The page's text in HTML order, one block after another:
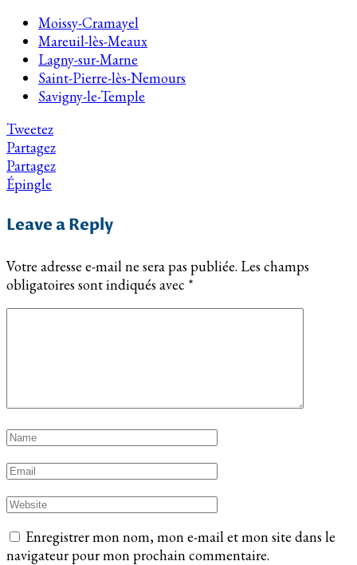
Moissy-Cramayel
Mareuil-lès-Meaux
Lagny-sur-Marne
Saint-Pierre-lès-Nemours
Savigny-le-Temple
Tweetez
Partagez
Partagez
Épingle
Leave a Reply
Votre adresse e-mail ne sera pas publiée. Les champs
obligatoires sont indiqués avec *
Enregistrer mon nom, mon e-mail et mon site dans le
navigateur pour mon prochain commentaire.